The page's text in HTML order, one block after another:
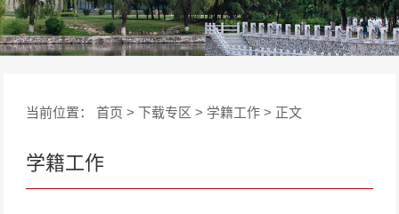
当前位置：首页 >下载专区 > 学籍工作 > 正文
学籍工作